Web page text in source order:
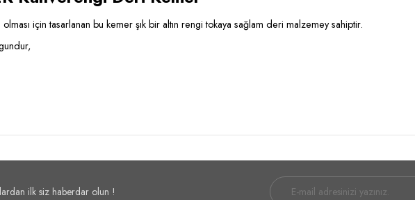
olması için tasarlanan bu kemer şık bir altın rengi tokaya sağlam deri malzemey sahiptir.
ilk siz haberdar olun !